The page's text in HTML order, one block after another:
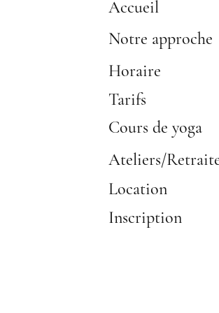
Accueil
Notre approche
Horaire
Tarifs
Cours de yoga
Ateliers/
Location
Inscription